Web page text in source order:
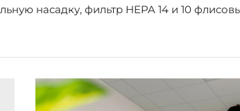
насадку, фильтр HEPA 14 и 10